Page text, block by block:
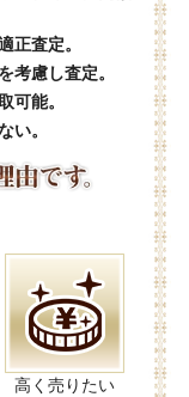
正査定。
考慮し査定。
可能。
い。
高く売りたい